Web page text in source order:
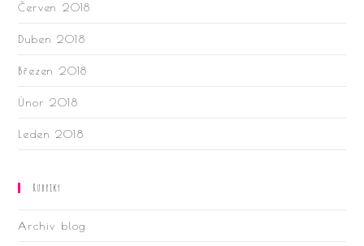
Červen 2018
Duben 2018
Březen 2018
Únor 2018
Leden 2018
Rubriky
Archiv blog